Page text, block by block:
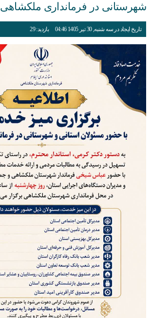
شهرستانی در فرمانداری ملکشاهی
تاریخ ایجاد در سه شنبه, 30 تیر 1405 04:46 بازدید: 29